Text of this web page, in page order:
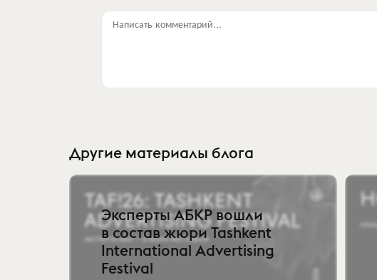
Написать комментарий...
Другие материалы блога
Эксперты АБКР вошли
в состав жюри Tashkent
International Advertising
Festival